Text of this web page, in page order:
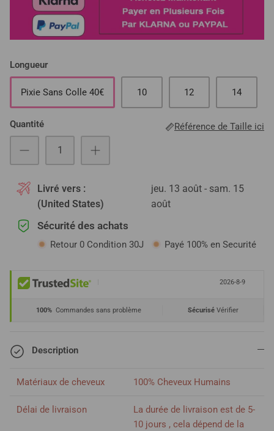
Longueur
Pixie Sans Colle 40€ 10 12 14
Quantité Référence de Taille ici
Livré vers :
(United States)
jeu. 13 août - sam. 15
août
Sécurité des achats
Retour 0 Condition 30J Payé 100% en Securité
2026-8-9
100% Commandes sans problème SécuriséVérifier
Description
Matériaux de cheveux 100% Cheveux Humains
Délai de livraison
La durée de livraison est de 5-
10 jours , cela dépend de la